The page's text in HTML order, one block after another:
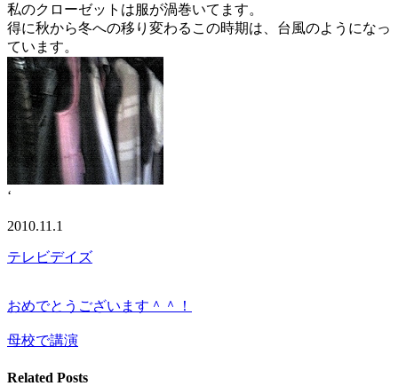
私のクローゼットは服が渦巻いてます。
得に秋から冬への移り変わるこの時期は、台風のようになっ
ています。
‘
2010.11.1
テレビデイズ
おめでとうございます＾＾！
母校で講演
Related Posts